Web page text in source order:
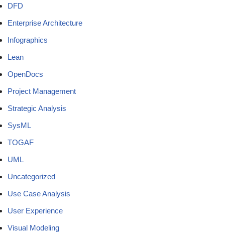
DFD
Enterprise Architecture
Infographics
Lean
OpenDocs
Project Management
Strategic Analysis
SysML
TOGAF
UML
Uncategorized
Use Case Analysis
User Experience
Visual Modeling